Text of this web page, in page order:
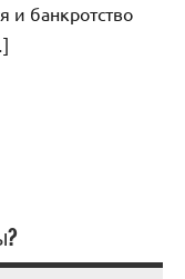
и банкротство